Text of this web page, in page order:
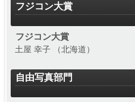
フジコン大賞
フジコン大賞
土屋 幸子 （北海道）
自由写真部門